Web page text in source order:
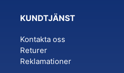
KUNDTJÄNST
Kontakta oss
Returer
Reklamationer